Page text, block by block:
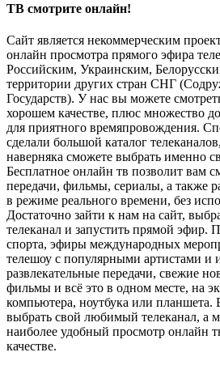
ТВ смотрите онлайн!
Сайт является некоммерческим
онлайн просмотра прямого эфира
Российским, Украинским,
территории других стран СНГ
Государств). У нас вы можете
хорошем качестве, плюс множество
для приятного времяпровождения.
сделали большой каталог
наверняка сможете выбрать именно
Бесплатное онлайн тв позволит вам
передачи, фильмы, сериалы, а также
в режиме реального времени, без
Достаточно зайти к нам на сайт,
телеканал и запустить прямой эфир.
спорта, эфиры международных
телешоу с популярными артистами и
развлекательные передачи, свежие
фильмы и всё это в одном месте, на
компьютера, ноутбука или планшета.
выбрать свой любимый телеканал, а
наиболее удобный просмотр онлайн
качестве.